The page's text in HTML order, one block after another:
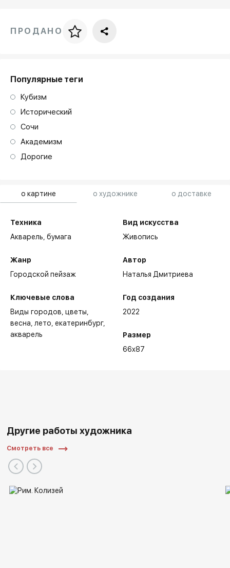
о картине о художнике о доставке
Техника
Акварель,бумага
Жанр
Городской пейзаж
Ключевые слова
Виды городов цветы
весна лето екатеринбург
акварель
Вид искусства
Живопись
Автор
Наталья Дмитриева
Год создания
2022
Размер
66x87
Список выставок
Цена за багет
ПРОДАНО
Популярные теги
Кубизм
Исторический
Сочи
Академизм
Дорогие
Другие работы художника
Смотреть все